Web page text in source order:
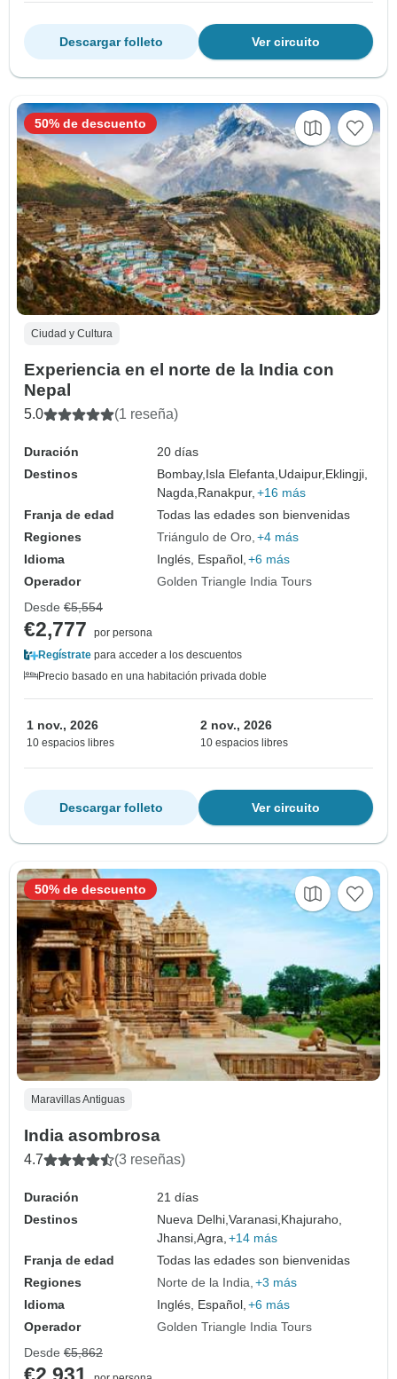
Ver circuito
Descargar folleto
Ciudad y Cultura
Experiencia en el norte de la India con
Nepal
5.0 (1 reseña)
Duración
20 días
Destinos
Bombay, Isla Elefanta, Udaipur, Eklingji,
Nagda, Ranakpur, +16 más
Franja de edad
Todas las edades son bienvenidas
Regiones
Triángulo de Oro +4 más
Idioma
Inglés, Español, +6 más
Operador
Golden Triangle India Tours
50% de descuento
Desde €5,554
€2,777
por persona
Regístrate para acceder a los descuentos
Precio basado en una habitación privada doble
1 nov., 2026
10 espacios libres
2 nov., 2026
10 espacios libres
Ver circuito
Descargar folleto
Maravillas Antiguas
India asombrosa
4.7 (3 reseñas)
Duración
21 días
Destinos
Nueva Delhi,Varanasi,Khajuraho,
Jhansi,Agra, +14 más
Franja de edad
Todas las edades son bienvenidas
Regiones
Norte de la India +3 más
Idioma
Inglés, Español, +6 más
Operador
Golden Triangle India Tours
50% de descuento
Desde €5,862